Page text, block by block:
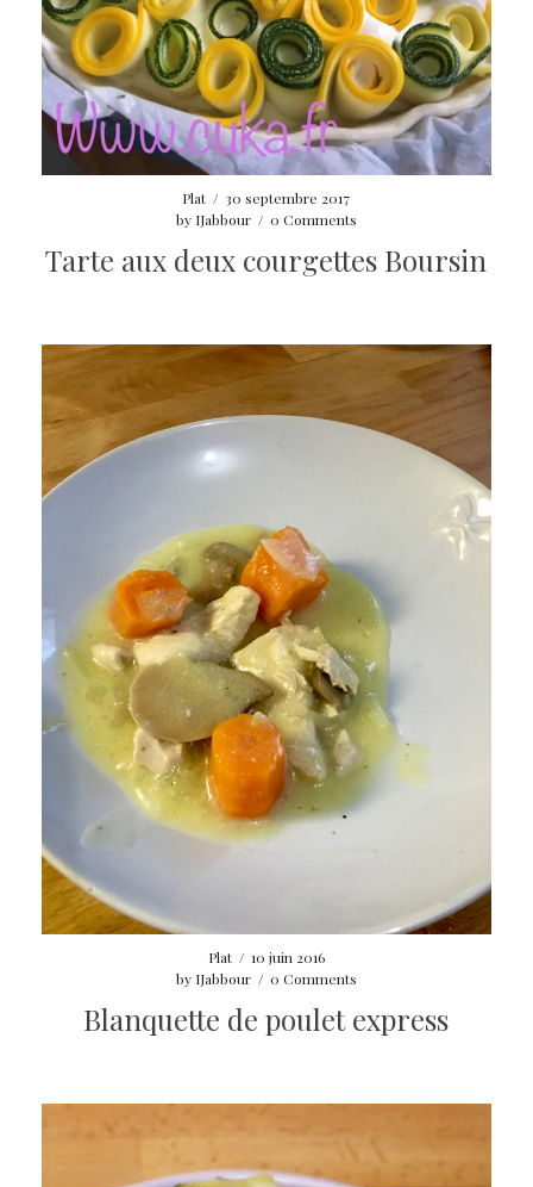
Plat / 30 septembre 2017
by IJabbour / 0 Comments
Tarte aux deux courgettes Boursin
Plat / 10 juin 2016
by IJabbour / 0 Comments
Blanquette de poulet express